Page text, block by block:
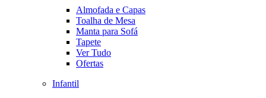
Almofada e Capas
Toalha de Mesa
Manta para Sofá
Tapete
Ver Tudo
Ofertas
Infantil